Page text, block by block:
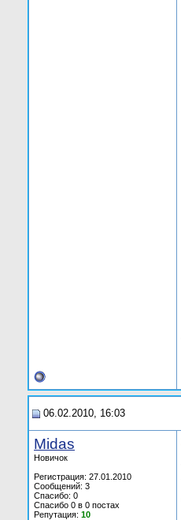
06.02.2010, 16:03
Midas
Новичок
Регистрация: 27.01.2010
Сообщений: 3
Спасибо: 0
Спасибо 0 в 0 постах
Репутация: 10